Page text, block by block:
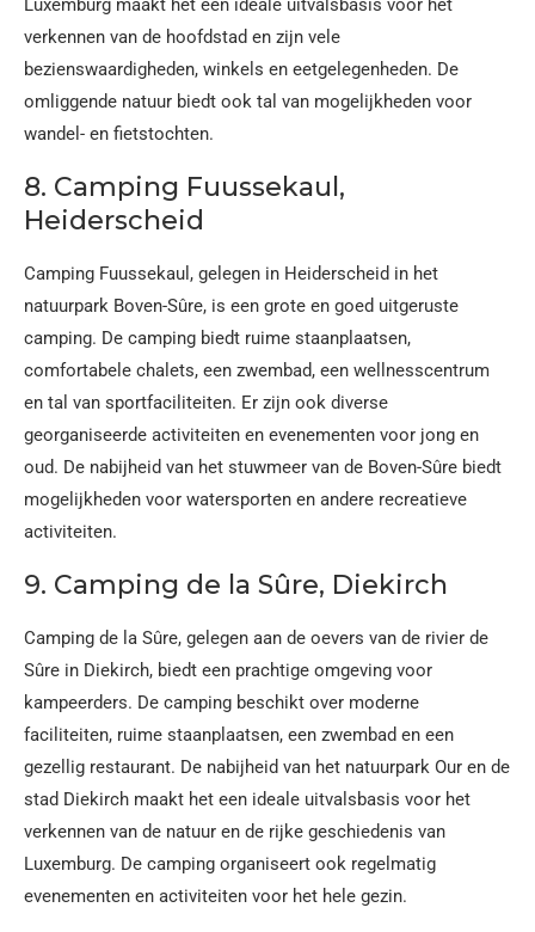
Luxemburg maakt het een ideale uitvalsbasis voor het
verkennen van de hoofdstad en zijn vele
bezienswaardigheden, winkels en eetgelegenheden. De
omliggende natuur biedt ook tal van mogelijkheden voor
wandel- en fietstochten.
8. Camping Fuussekaul,
Heiderscheid
Camping Fuussekaul, gelegen in Heiderscheid in het
natuurpark Boven-Sûre, is een grote en goed uitgeruste
camping. De camping biedt ruime staanplaatsen,
comfortabele chalets, een zwembad, een wellnesscentrum
en tal van sportfaciliteiten. Er zijn ook diverse
georganiseerde activiteiten en evenementen voor jong en
oud. De nabijheid van het stuwmeer van de Boven-Sûre biedt
mogelijkheden voor watersporten en andere recreatieve
activiteiten.
9. Camping de la Sûre, Diekirch
Camping de la Sûre, gelegen aan de oevers van de rivier de
Sûre in Diekirch, biedt een prachtige omgeving voor
kampeerders. De camping beschikt over moderne
faciliteiten, ruime staanplaatsen, een zwembad en een
gezellig restaurant. De nabijheid van het natuurpark Our en de
stad Diekirch maakt het een ideale uitvalsbasis voor het
verkennen van de natuur en de rijke geschiedenis van
Luxemburg. De camping organiseert ook regelmatig
evenementen en activiteiten voor het hele gezin.